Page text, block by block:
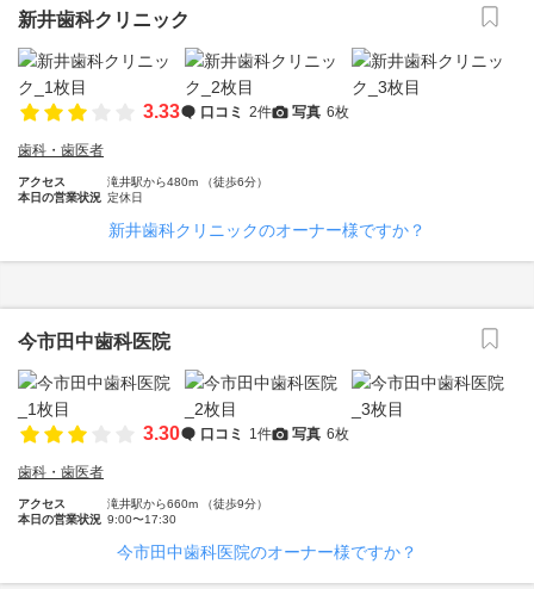
新井歯科クリニック
3.33 口コミ 2件 写真 6枚
歯科・歯医者
アクセス
滝井駅から480m （徒歩6分）
本日の営業状況 定休日
新井歯科クリニックのオーナー様ですか？
今市田中歯科医院
3.30 口コミ 1件 写真 6枚
歯科・歯医者
アクセス
滝井駅から660m （徒歩9分）
本日の営業状況 9:00〜17:30
今市田中歯科医院のオーナー様ですか？